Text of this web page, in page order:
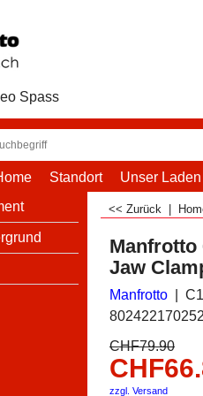
Spass
Standort
Unser Laden
<< Zurück
Manfrotto
Jaw
Manfrotto
CHF79.90
CHF
zzgl. Versand